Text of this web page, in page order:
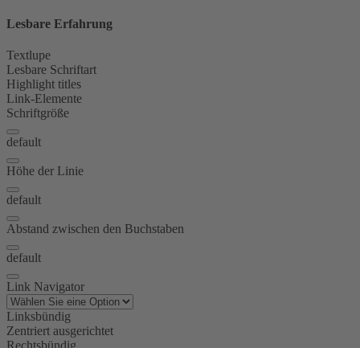
Lesbare Erfahrung
Textlupe
Lesbare Schriftart
Highlight titles
Link-Elemente
Schriftgröße
default
Höhe der Linie
default
Abstand zwischen den Buchstaben
default
Link Navigator
Linksbündig
Zentriert ausgerichtet
Rechtsbündig